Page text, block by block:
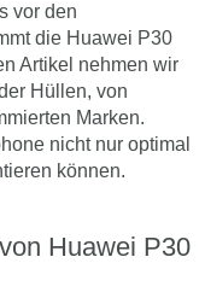
vor den
die Huawei P30
Artikel nehmen wir
Hüllen, von
Marken.
nicht nur optimal
können.
Huawei P30